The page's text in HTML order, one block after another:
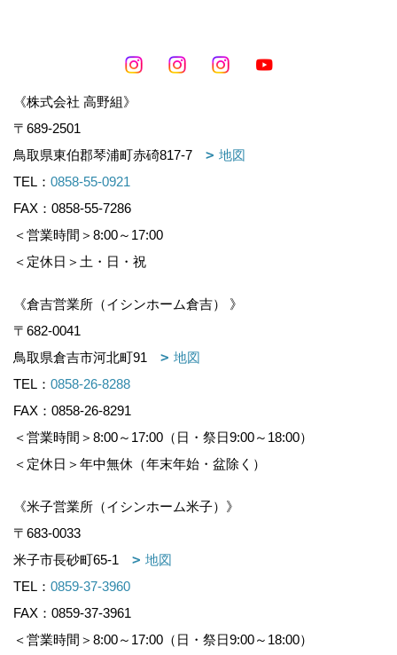
《株式会社 高野組》
〒689-2501
鳥取県東伯郡琴浦町赤碕817-7
地図
TEL： 0858-55-0921
FAX：0858-55-7286
＜営業時間＞8:00～17:00
＜定休日＞土・日・祝
《倉吉営業所（イシンホーム倉吉） 》
〒682-0041
鳥取県倉吉市河北町91
地図
TEL： 0858-26-8288
FAX：0858-26-8291
＜営業時間＞8:00～17:00（日・祭日9:00～18:00）
＜定休日＞年中無休（年末年始・盆除く）
《米子営業所（イシンホーム米子）》
〒683-0033
米子市長砂町65-1
地図
TEL： 0859-37-3960
FAX：0859-37-3961
＜営業時間＞8:00～17:00（日・祭日9:00～18:00）